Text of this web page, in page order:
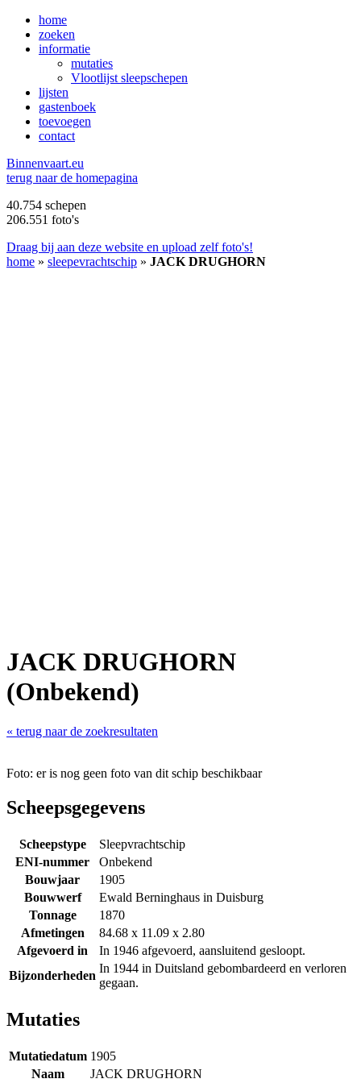
home
zoeken
informatie
mutaties
Vlootlijst sleepschepen
lijsten
gastenboek
toevoegen
contact
Binnenvaart.eu
terug naar de homepagina
40.754 schepen
206.551 foto's
Draag bij aan deze website en upload zelf foto's!
home » sleepevrachtschip » JACK DRUGHORN
JACK DRUGHORN
(Onbekend)
« terug naar de zoekresultaten
Foto: er is nog geen foto van dit schip beschikbaar
Scheepsgegevens
Scheepstype
Sleepvrachtschip
ENI-nummer
Onbekend
Bouwjaar
1905
Bouwwerf
Ewald Berninghaus in Duisburg
Tonnage
1870
Afmetingen
84.68 x 11.09 x 2.80
Afgevoerd in
In 1946 afgevoerd, aansluitend gesloopt.
Bijzonderheden
In 1944 in Duitsland gebombardeerd en verloren
gegaan.
Mutaties
Mutatiedatum 1905
Naam
JACK DRUGHORN